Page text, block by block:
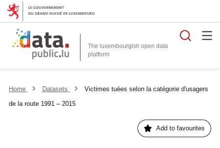
The luxembourgish open data
platform
Home Datasets
Victimes tuées selon la catégorie d'usagers
de la route 1991 – 2015
Add to favourites